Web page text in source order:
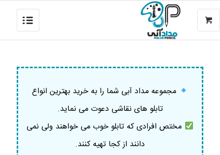
مجموعه مداد آبی شما را به خرید بهترین انواع
تابلو های نقاشی دعوت می نماید.
مختص افرادی که تابلو خوب می خواهند ولی نمی
دانند از کجا تهیه کنند.